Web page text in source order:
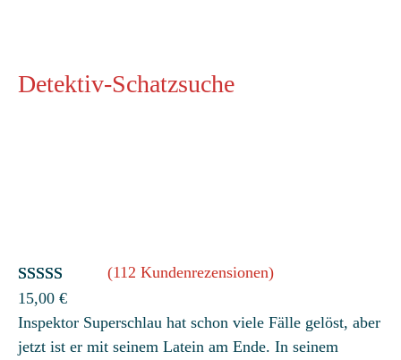
Detektiv-Schatzsuche
Bewertet
mit4.81
von 5,
112
(112 Kundenrezensionen)
15,00 €
Inspektor Superschlau hat schon viele Fälle gelöst, aber
jetzt ist er mit seinem Latein am Ende. In seinem